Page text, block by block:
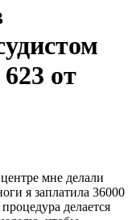
от
мне делали
я заплатила 36000
делается